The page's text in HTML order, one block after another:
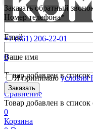
+7 (861) 206-22-01
0
Товар добавлен в
0
Сравнение
Товар добавлен в список
0
Корзина
Заказать обратный
Номер телефона*
Email
Ваше имя
Я принимаюусловия